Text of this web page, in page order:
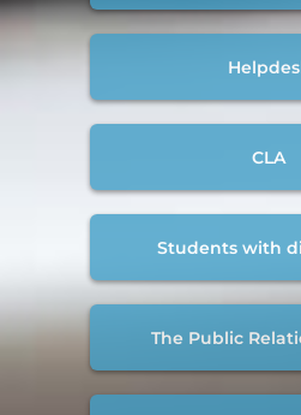
CLA
Students with
The Public